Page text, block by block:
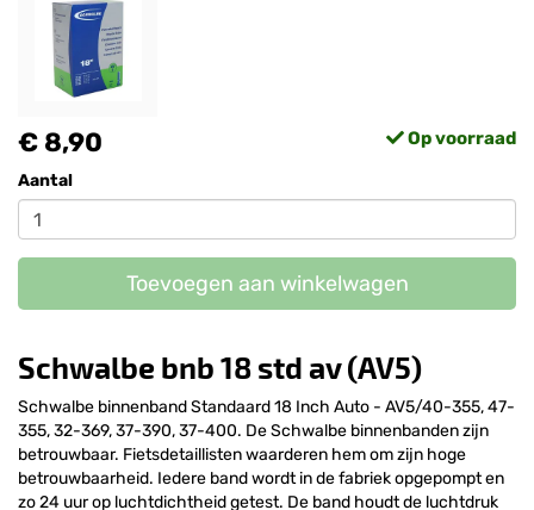
€ 8,90 Op voorraad
Aantal
Toevoegen aan winkelwagen
Schwalbe bnb 18 std av (AV5)
Schwalbe binnenband Standaard 18 Inch Auto - AV5/40-355, 47-
355, 32-369, 37-390, 37-400. De Schwalbe binnenbanden zijn
betrouwbaar. Fietsdetaillisten waarderen hem om zijn hoge
betrouwbaarheid. Iedere band wordt in de fabriek opgepompt en
zo 24 uur op luchtdichtheid getest. De band houdt de luchtdruk